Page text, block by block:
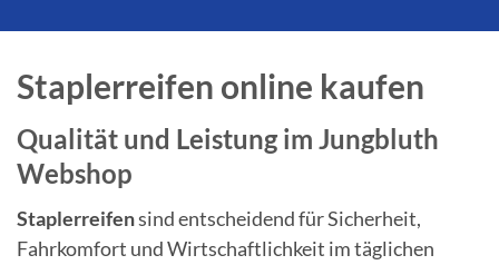
Staplerreifen online kaufen
Qualität und Leistung im Jungbluth
Webshop
Staplerreifensind entscheidend für Sicherheit,
Fahrkomfort und Wirtschaftlichkeit im täglichen